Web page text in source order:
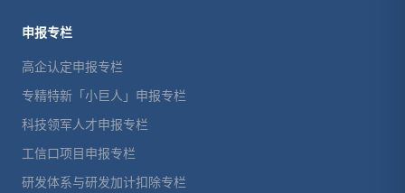
申报专栏
高企认定申报专栏
专精特新「小巨人」申报专栏
科技领军人才申报专栏
工信口项目申报专栏
研发体系与研发加计扣除专栏